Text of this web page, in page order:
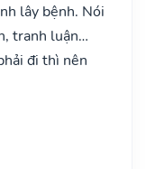
lây bệnh. Nói
tranh luận…
đi thì nên